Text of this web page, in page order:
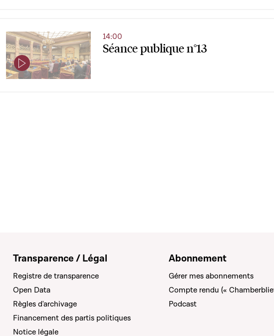
Séance publique n°13
14:00
Transparence / Légal
Registre de transparence
Open Data
Règles d'archivage
Financement des partis politiques
Notice légale
Abonnement
Gérer mes abonnements
Compte rendu («
Podcast